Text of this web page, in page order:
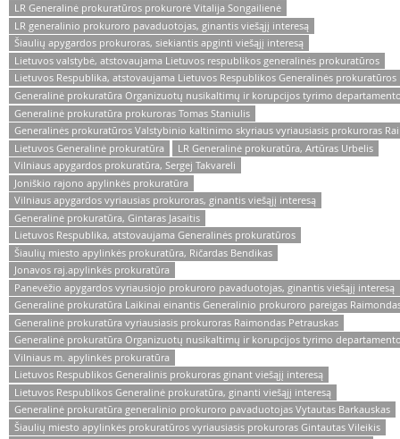
LR Generalinė prokuratūros prokurorė Vitalija Songailienė
LR generalinio prokuroro pavaduotojas, ginantis viešąjį interesą
Šiaulių apygardos prokuroras, siekiantis apginti viešąjį interesą
Lietuvos valstybė, atstovaujama Lietuvos respublikos generalinės prokuratūros
Lietuvos Respublika, atstovaujama Lietuvos Respublikos Generalinės prokuratūros
Generalinė prokuratūra Organizuotų nusikaltimų ir korupcijos tyrimo
Generalinė prokuratūra prokuroras Tomas Staniulis
Generalinės prokuratūros Valstybinio kaltinimo skyriaus vyriausiasis prokuroras
Lietuvos Generalinė prokuratūra
LR Generalinė prokuratūra, Artūras Urbelis
Vilniaus apygardos prokuratūra, Sergej Takvareli
Joniškio rajono apylinkės prokuratūra
Vilniaus apygardos vyriausias prokuroras, ginantis viešąjį interesą
Generalinė prokuratūra, Gintaras Jasaitis
Lietuvos Respublika, atstovaujama Generalinės prokuratūros
Šiaulių miesto apylinkės prokuratūra, Ričardas Bendikas
Jonavos raj.apylinkės prokuratūra
Panevėžio apygardos vyriausiojo prokuroro pavaduotojas, ginantis viešąjį interesą
Generalinė prokuratūra Laikinai einantis Generalinio prokuroro pareigas
Generalinė prokuratūra vyriausiasis prokuroras Raimondas Petrauskas
Generalinė prokuratūra Organizuotų nusikaltimų ir korupcijos tyrimo
Vilniaus m. apylinkės prokuratūra
Lietuvos Respublikos Generalinis prokuroras ginant viešąjį interesą
Lietuvos Respublikos Generalinė prokuratūra, ginanti viešąjį interesą
Generalinė prokuratūra generalinio prokuroro pavaduotojas Vytautas Barkauskas
Šiaulių miesto apylinkės prokuratūros vyriausiasis prokuroras Gintautas Vileikis